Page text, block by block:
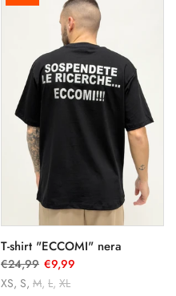
T-shirt "ECCOMI" nera
€24,99 €9,99
XS S M L XL